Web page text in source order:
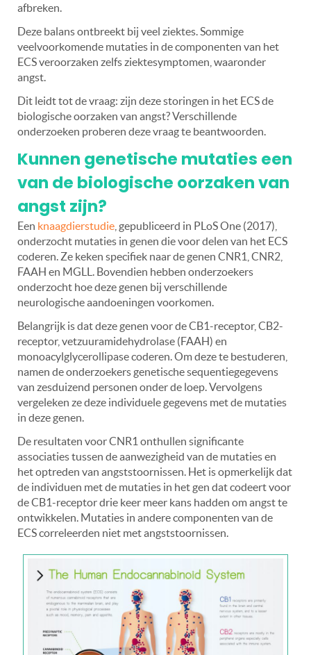
afbreken.
Deze balans ontbreekt bij veel ziektes. Sommige
veelvoorkomende mutaties in de componenten van het
ECS veroorzaken zelfs ziektesymptomen, waaronder
angst.
Dit leidt tot de vraag: zijn deze storingen in het ECS de
biologische oorzaken van angst? Verschillende
onderzoeken proberen deze vraag te beantwoorden.
Kunnen genetische mutaties een
van de biologische oorzaken van
angst zijn?
Een knaagdierstudie , gepubliceerd in PLoS One (2017),
onderzocht mutaties in genen die voor delen van het ECS
coderen. Ze keken specifiek naar de genen CNR1, CNR2,
FAAH en MGLL. Bovendien hebben onderzoekers
onderzocht hoe deze genen bij verschillende
neurologische aandoeningen voorkomen.
Belangrijk is dat deze genen voor de CB1-receptor, CB2-
receptor, vetzuuramidehydrolase (FAAH) en
monoacylglycerollipase coderen. Om deze te bestuderen,
namen de onderzoekers genetische sequentiegegevens
van zesduizend personen onder de loep. Vervolgens
vergeleken ze deze individuele gegevens met de mutaties
in deze genen.
De resultaten voor CNR1 onthullen significante
associaties tussen de aanwezigheid van de mutaties en
het optreden van angststoornissen. Het is opmerkelijk dat
de individuen met de mutaties in het gen dat codeert voor
de CB1-receptor drie keer meer kans hadden om angst te
ontwikkelen. Mutaties in andere componenten van de
ECS correleerden niet met angststoornissen.